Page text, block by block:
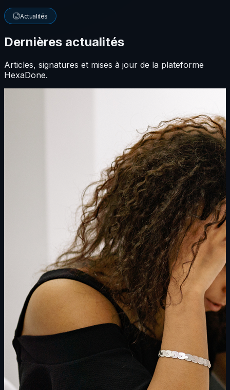
Actualités
Dernières actualités
Articles, signatures et mises à jour de la plateforme
HexaDone.